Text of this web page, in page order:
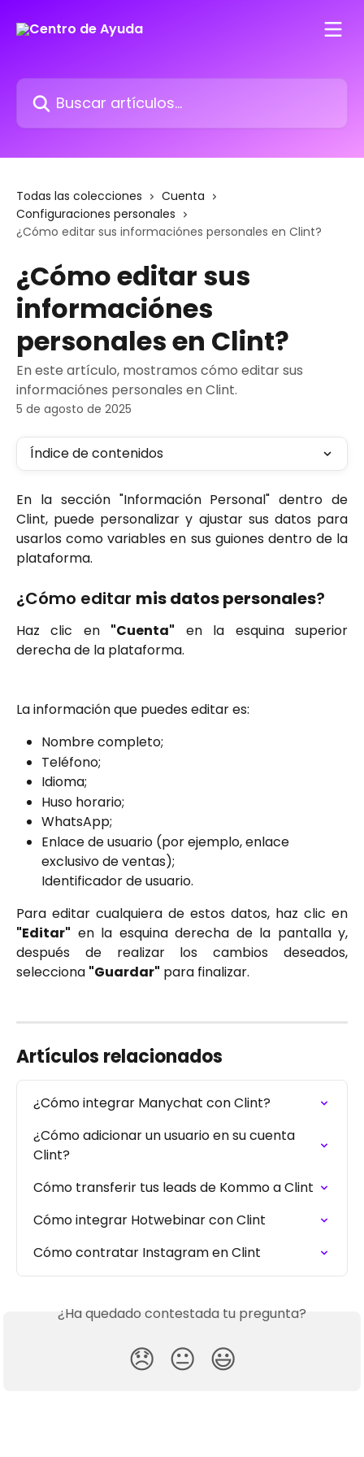
Buscar artículos...
Todas las colecciones
Cuenta
Configuraciones personales
¿Cómo editar sus informaciónes personales en Clint?
¿Cómo editar sus
informaciónes
personales en Clint?
En este artículo, mostramos cómo editar sus
informaciónes personales en Clint.
5 de agosto de 2025
Índice de contenidos
En la sección "Información Personal" dentro de
Clint, puede personalizar y ajustar sus datos para
usarlos como variables en sus guiones dentro de la
plataforma.
¿Cómo editar mis datos personales?
Haz clic en "Cuenta" en la esquina superior
derecha de la plataforma.
La información que puedes editar es:
Nombre completo;
Teléfono;
Idioma;
Huso horario;
WhatsApp;
Enlace de usuario (por ejemplo, enlace
exclusivo de ventas);
Identificador de usuario.
Para editar cualquiera de estos datos, haz clic en
"Editar" en la esquina derecha de la pantalla y,
después de realizar los cambios deseados,
selecciona "Guardar" para finalizar.
Artículos relacionados
¿Cómo integrar Manychat con Clint?
¿Cómo adicionar un usuario en su cuenta
Clint?
Cómo transferir tus leads de Kommo a Clint
Cómo integrar Hotwebinar con Clint
Cómo contratar Instagram en Clint
¿Ha quedado contestada tu pregunta?
😞 😐 😃